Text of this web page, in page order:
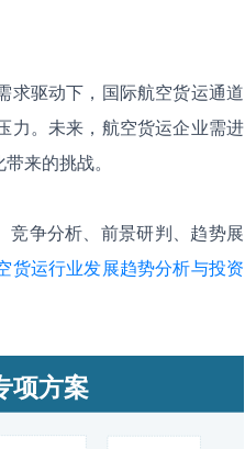
求驱动下，国际航空货运通道
力。未来，航空货运企业需进
来的挑战。
竞争分析、前景研判、趋势展
货运行业发展趋势分析与投资